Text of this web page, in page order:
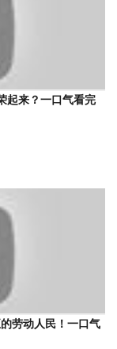
起来？一口气看完
劳动人民！一口气